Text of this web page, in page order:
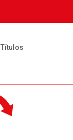
Títulos